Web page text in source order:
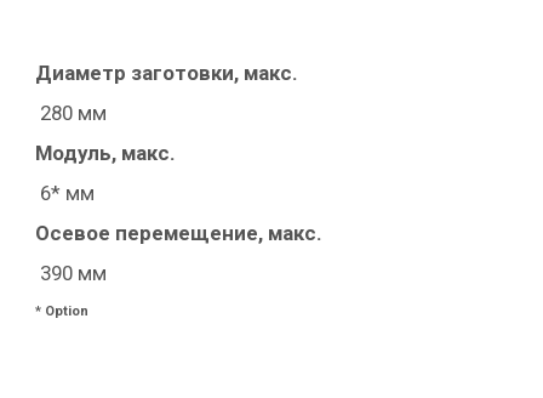
Диаметр заготовки, макс.
280 мм
Модуль, макс.
6* мм
Осевое перемещение, макс.
390 мм
* Option